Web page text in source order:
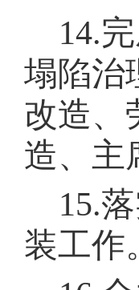
14.
塌陷治
改造、
造、主
15.
装工作